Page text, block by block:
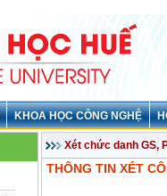
KHOA HỌC CÔNG NGHỆ
Xét chức danh GS,
THÔNG TIN XÉT